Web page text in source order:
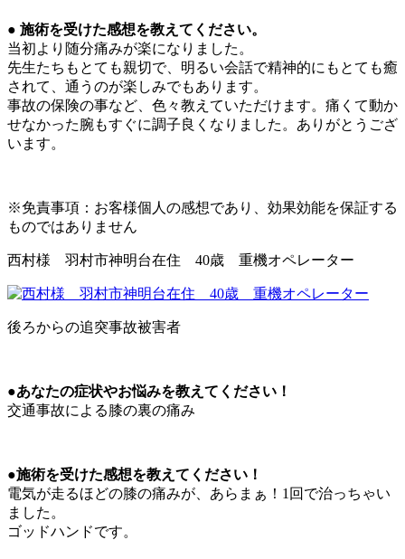
● 施術を受けた感想を教えてください。
当初より随分痛みが楽になりました。
先生たちもとても親切で、明るい会話で精神的にもとても癒
されて、通うのが楽しみでもあります。
事故の保険の事など、色々教えていただけます。痛くて動か
せなかった腕もすぐに調子良くなりました。ありがとうござ
います。
※免責事項：お客様個人の感想であり、効果効能を保証する
ものではありません
西村様 羽村市神明台在住 40歳 重機オペレーター
後ろからの追突事故被害者
●あなたの症状やお悩みを教えてください！
交通事故による膝の裏の痛み
●施術を受けた感想を教えてください！
電気が走るほどの膝の痛みが、あらまぁ！1回で治っちゃい
ました。
ゴッドハンドです。